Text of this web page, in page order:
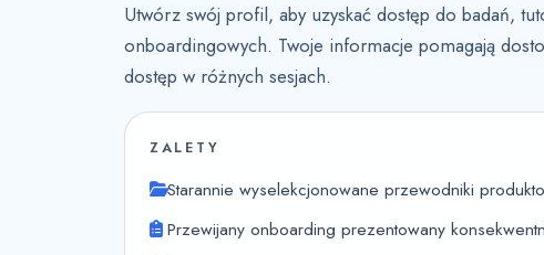
Utwórz swój profil, aby uzyskać dostęp do badań,
onboardingowych. Twoje informacje pomagają
dostęp w różnych sesjach.
ZALETY
Starannie wyselekcjonowane przewodniki
Przewijany onboarding prezentowany